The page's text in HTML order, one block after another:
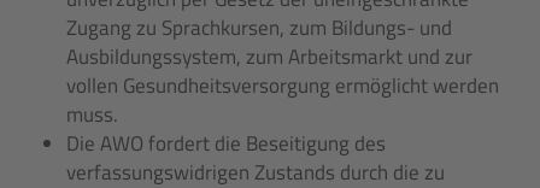
Zugang zu Sprachkursen, zum Bildungs- und
Ausbildungssystem, zum Arbeitsmarkt und zur
vollen Gesundheitsversorgung ermöglicht werden
muss.
Die AWO fordert die Beseitigung des
verfassungswidrigen Zustands durch die zu